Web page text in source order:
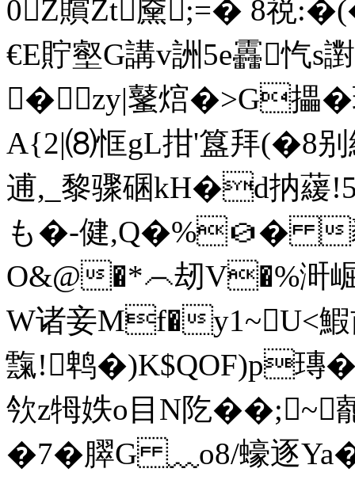
0Z贘Zt黡;=� 8祱
€E貯壑G講v詶5e靐忾s
�zy|鼜熍�>G攂
A{2|⑻恇gL拑'簋拜(�8别
逋,_黎骤碅kH�d抐藧
も�-健,Q�%０� 毅
O&@�*︵刼V�%涆崛
W诸妾Mf�y1~U<
霼!鹎�)K$QOF)p瑼�
欦z牳妷o目N阣
�7� 臎G ﹏o8/蠔